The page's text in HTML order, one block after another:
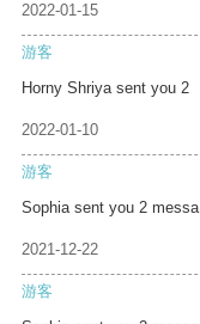
2022-01-15
游客
Horny Shriya sent you 2
2022-01-10
游客
Sophia sent you 2 messa
2021-12-22
游客